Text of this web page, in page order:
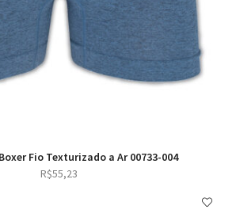
Fio Texturizado a Ar 00733-004
R$55,23